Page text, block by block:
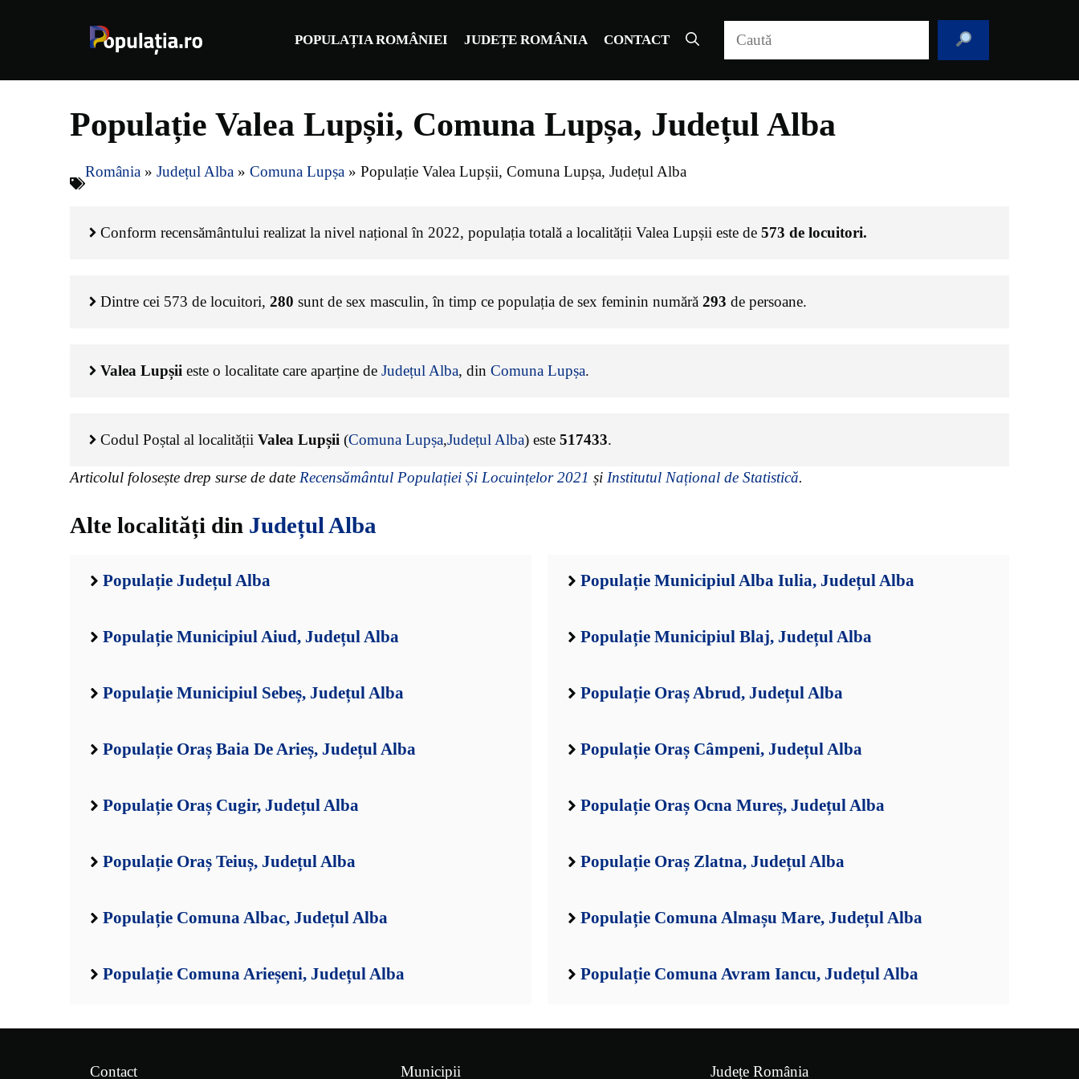
POPULAȚIA ROMÂNIEI JUDEȚE ROMÂNIA CONTACT
Populație Valea Lupșii, Comuna Lupșa, Județul Alba
România » Județul Alba » Comuna Lupșa » Populație Valea Lupșii, Comuna Lupșa, Județul Alba
Conform recensământului realizat la nivel național în 2022, populația totală a localității Valea Lupșii este de 573 de locuitori.
Dintre cei 573 de locuitori, 280 sunt de sex masculin, în timp ce populația de sex feminin numără 293 de persoane.
Valea Lupșii este o localitate care aparține de Județul Alba, din Comuna Lupșa.
Codul Poștal al localității Valea Lupșii (Comuna Lupșa,Județul Alba) este 517433.
Articolul folosește drep surse de date Recensământul Populației Și Locuințelor 2021 și Institutul Național de Statistică.
Alte localități din Județul Alba
Populație Județul Alba Populație Municipiul Alba Iulia, Județul Alba
Populație Municipiul Aiud, Județul Alba Populație Municipiul Blaj, Județul Alba
Populație Municipiul Sebeș, Județul Alba Populație Oraș Abrud, Județul Alba
Populație Oraș Baia De Arieș, Județul Alba Populație Oraș Câmpeni, Județul Alba
Populație Oraș Cugir, Județul Alba Populație Oraș Ocna Mureș, Județul Alba
Populație Oraș Teiuș, Județul Alba Populație Oraș Zlatna, Județul Alba
Populație Comuna Albac, Județul Alba Populație Comuna Almașu Mare, Județul Alba
Populație Comuna Arieșeni, Județul Alba Populație Comuna Avram Iancu, Județul Alba
Contact Municipii Județe România